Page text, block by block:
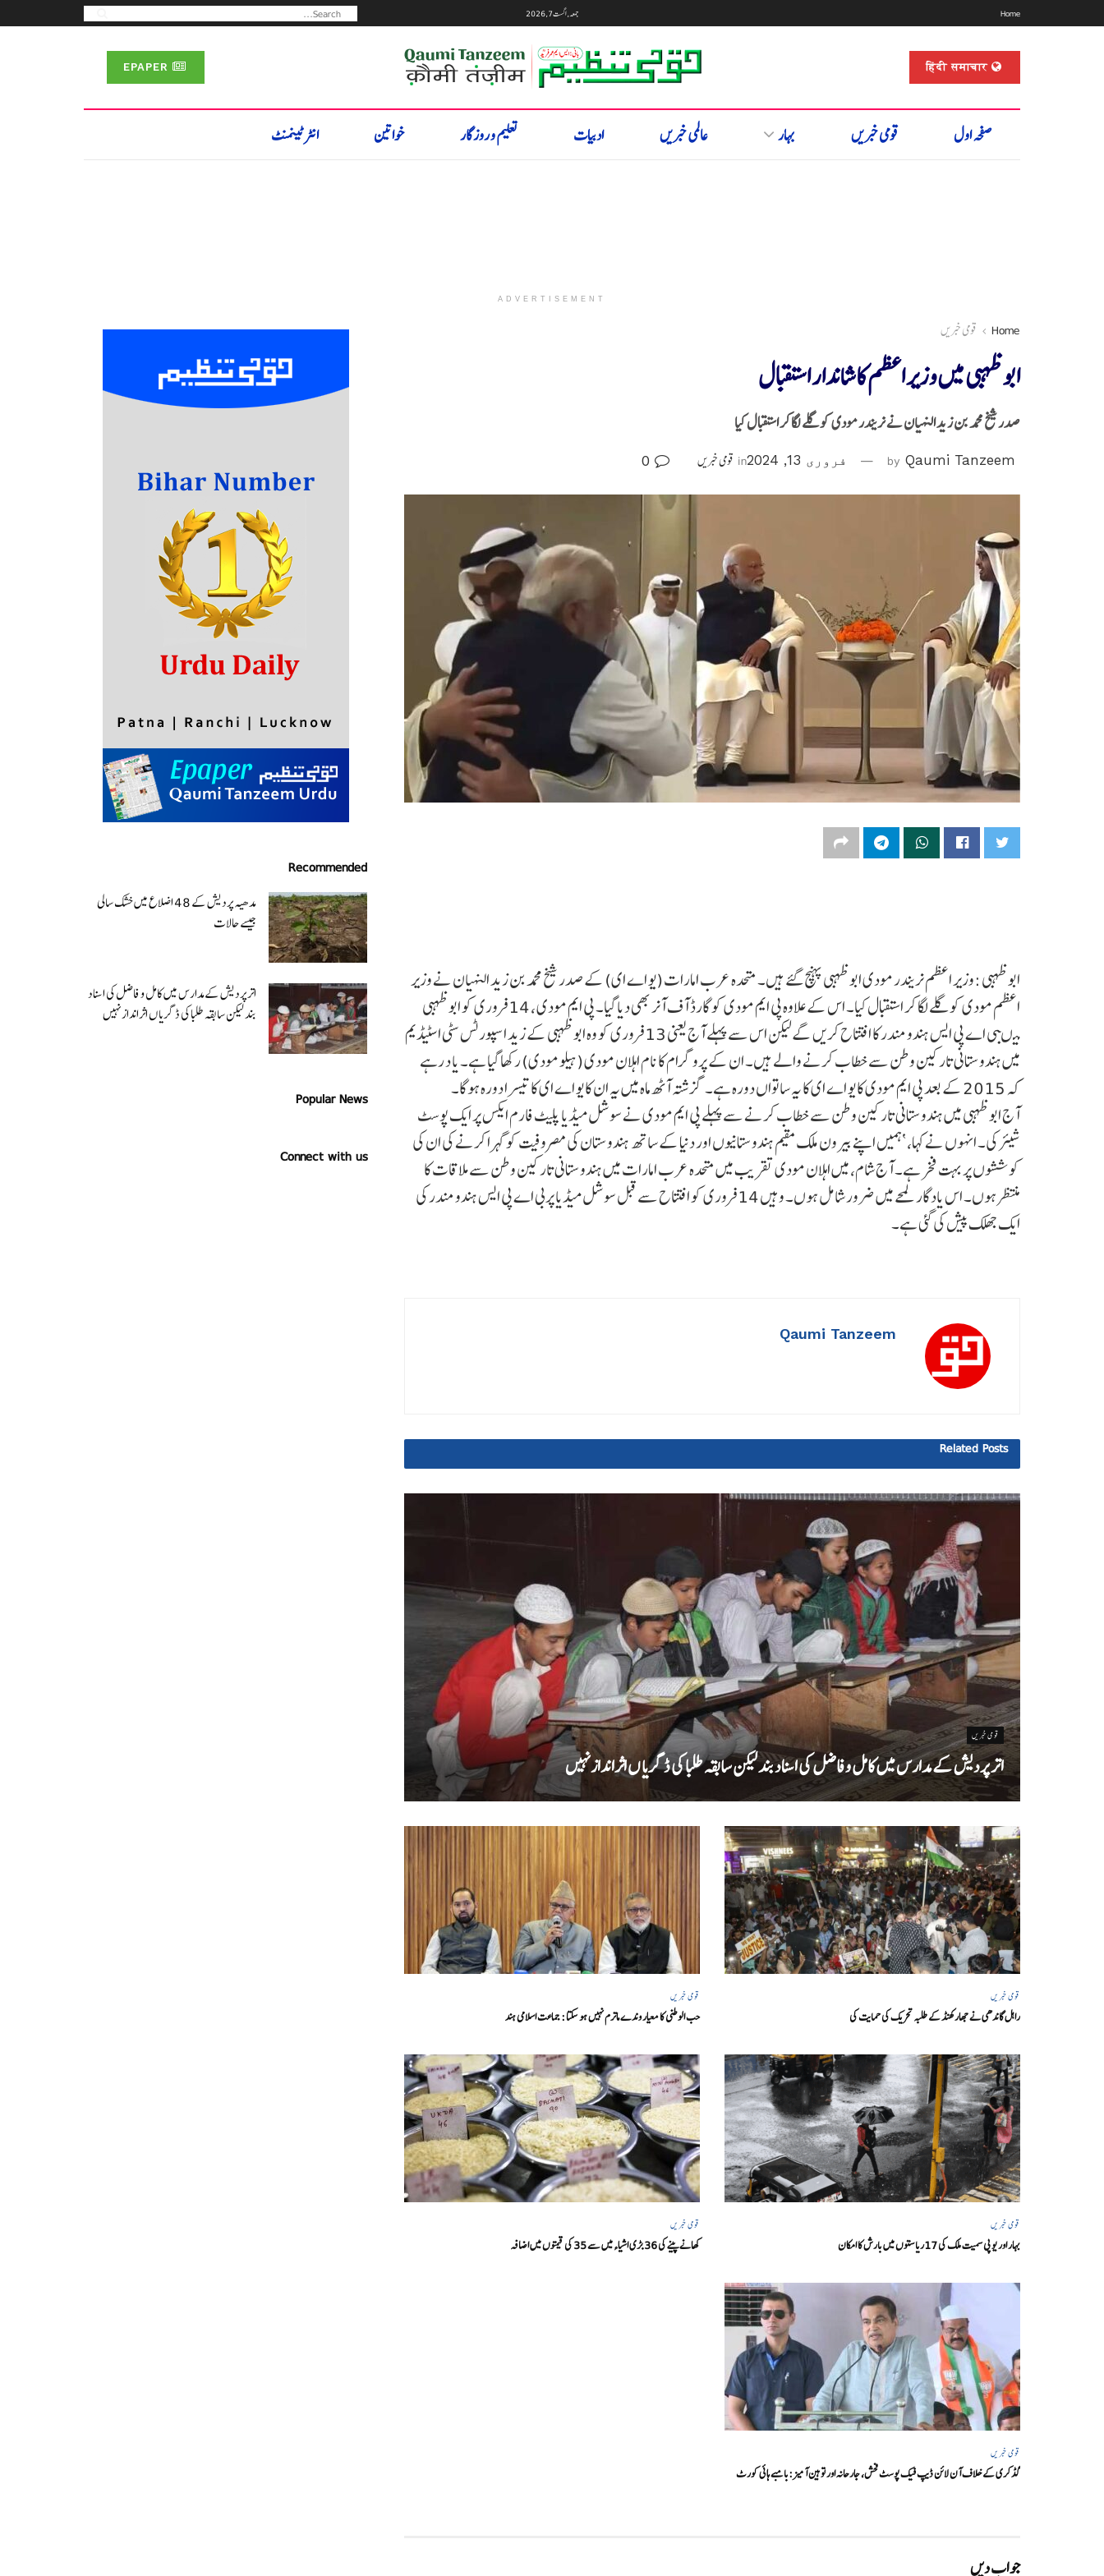
Home جمعہ, اگست 7, 2026
हिंदी समाचार
صفحہ اول قومی خبریں بہار عالمی خبریں ادبیات تعلیم و روزگار خواتین انٹرٹینمنٹ
ADVERTISEMENT
Home قومی خبریں
ابوظہبی میں وزیر اعظم کا شاندار استقبال
صدر شیخ محمد بن زید النہیان نے نریندر مودی کو گلے لگا کر استقبال کیا
by Qaumi Tanzeem فروری 13, 2024 in قومی خبریں
ابوظہبی :وزیر اعظم نریندر مودی ابوظہبی پہنچ گئے ہیں۔ متحدہ عرب امارات (یو اے ای) کے صدر شیخ محمد بن زید النہیان نے وزیر
اعظم مودی کو گلے لگا کر استقبال کیا۔ اس کے علاوہ پی ایم مودی کو گارڈ آف آنر بھی دیا گیا۔ پی ایم مودی ، 14 فروری کو ابوظہبی
میںبی اے پی ایس ہندو مندر کا افتتاح کریں گےلیکن اس سے پہلے آج یعنی 13 فروری کو وہ ابوظہبی کے زید اسپورٹس سٹی اسٹیڈیم
میں ہندوستانی تارکین وطن سے خطاب کرنے والے ہیں۔ ان کے پروگرام کا نام اہلان مودی (ہیلو مودی) رکھا گیا ہے۔ یا د رہے
کہ 2015 کے بعد پی ایم مودی کا یو اے ای کا یہ ساتواں دورہ ہے۔ گزشتہ آٹھ ماہ میں یہ ان کا یو اے ای کا تیسرا دورہ ہوگا۔
آج ابوظہبی میں ہندوستانی تارکین وطن سے خطاب کرنے سے پہلے پی ایم مودی نے سوشل میڈیا پلیٹ فارم ایکس پر ایک پوسٹ
شیئر کی۔ انہوں نے کہا، ‘ہمیں اپنے بیرون ملک مقیم ہندوستانیوں اور دنیا کے ساتھ ہندوستان کی مصروفیت کو گہرا کرنے کی ان کی
کوششوں پر بہت فخر ہے۔ آج شام، میں اہلان مودی تقریب میں متحدہ عرب امارات میں ہندوستانی تارکین وطن سے ملاقات کا
منتظر ہوں۔ اس یادگار لمحے میں ضرور شامل ہوں۔ وہیں 14 فروری کو افتتاح سے قبل سوشل میڈیا پربی اے پی ایس ہندو مندر کی
ایک جھلک پیش کی گئی ہے۔
Qaumi Tanzeem
Related Posts
قومی خبریں
اتر پردیش کےمدارس میں کامل و فاضل کی اسناد بند لیکن سابقہ طلبا کی ڈگریا ں اثرانداز نہیں
قومی خبریں
راہل گاندھی نے جھارکھنڈ کے طلبہ تحریک کی حمایت کی
قومی خبریں
حب الوطنی کا معیار وندے ماترم نہیں ہو سکتا : جماعت اسلامی ہند
قومی خبریں
بہار اور یو پی سمیت ملک کی 17ریاستوں میں بارش کا امکان
قومی خبریں
کھانے پینے کی 36 بڑی اشیاء میں سے 35 کی قیمتوں میں اضافہ
قومی خبریں
گڈکری کے خلاف آن لائن ڈیپ فیک پوسٹ فحش، جارحانہ اور توہین آمیز:بامبے ہائی کورٹ
جواب دیں
Recommended
مدھیہ پردیش کے 48 اضلاع میں خشک سالی
جیسے حالات
اتر پردیش کےمدارس میں کامل و فاضل کی اسناد
بند لیکن سابقہ طلبا کی ڈگریا ں اثرانداز نہیں
Popular News
Connect with us